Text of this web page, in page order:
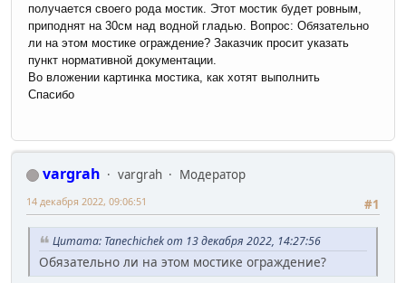
получается своего рода мостик. Этот мостик будет ровным,
приподнят на 30см над водной гладью. Вопрос: Обязательно
ли на этом мостике ограждение? Заказчик просит указать
пункт нормативной документации.
Во вложении картинка мостика, как хотят выполнить
Спасибо
vargrah vargrah
Модератор
#1
14 декабря 2022, 09:06:51
Цитата: Tanechichek от 13 декабря 2022, 14:27:56
Обязательно ли на этом мостике ограждение?